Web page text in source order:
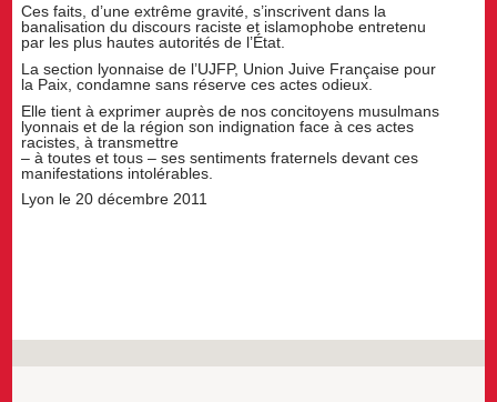
Ces faits, d’une extrême gravité, s’inscrivent dans la
banalisation du discours raciste et islamophobe entretenu
par les plus hautes autorités de l’État.
La section lyonnaise de l’UJFP, Union Juive Française pour
la Paix, condamne sans réserve ces actes odieux.
Elle tient à exprimer auprès de nos concitoyens musulmans
lyonnais et de la région son indignation face à ces actes
racistes, à transmettre
– à toutes et tous – ses sentiments fraternels devant ces
manifestations intolérables.
Lyon le 20 décembre 2011